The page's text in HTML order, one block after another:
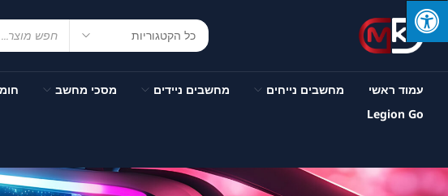
עמוד ראשי מחשבים נייחים מחשבים ניידים מסכי מחשב
Legion Go